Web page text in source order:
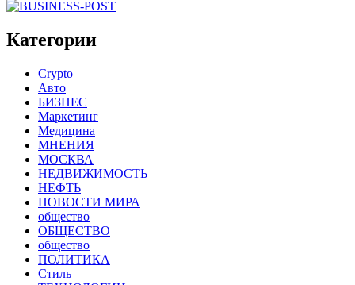
Категории
Crypto
Авто
БИЗНЕС
Маркетинг
Медицина
МНЕНИЯ
МОСКВА
НЕДВИЖИМОСТЬ
НЕФТЬ
НОВОСТИ МИРА
общество
ОБЩЕСТВО
общество
ПОЛИТИКА
Стиль